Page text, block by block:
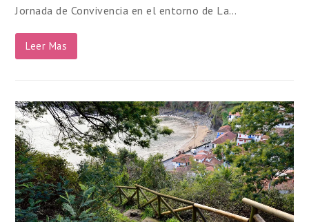
Jornada de Convivencia en el entorno de La…
Leer Mas